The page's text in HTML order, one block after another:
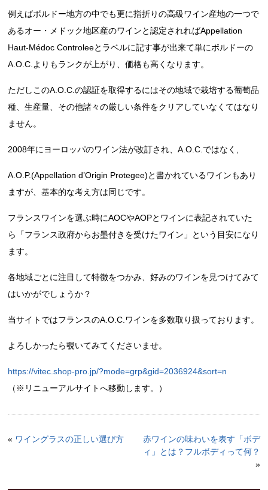
例えばボルドー地方の中でも更に指折りの高級ワイン産地の一つで
あるオー・メドック地区産のワインと認定されればAppellation
Haut-Médoc Controleeとラベルに記す事が出来て単にボルドーの
A.O.C.よりもランクが上がり、価格も高くなります。
ただしこのA.O.C.の認証を取得するにはその地域で栽培する葡萄品
種、生産量、その他諸々の厳しい条件をクリアしていなくてはなり
ません。
2008年にヨーロッパのワイン法が改訂され、A.O.C.ではなく,
A.O.P.(Appellation d’Origin Protegee)と書かれているワインもあり
ますが、基本的な考え方は同じです。
フランスワインを選ぶ時にAOCやAOPとワインに表記されていた
ら「フランス政府からお墨付きを受けたワイン」という目安になり
ます。
各地域ごとに注目して特徴をつかみ、好みのワインを見つけてみて
はいかがでしょうか？
当サイトではフランスのA.O.C.ワインを多数取り扱っております。
よろしかったら覗いてみてくださいませ。
https://vitec.shop-pro.jp/?mode=grp&gid=2036924&sort=n
（※リニューアルサイトへ移動します。）
« ワイングラスの正しい選び方
赤ワインの味わいを表す「ボデ
ィ」とは？フルボディって何？
»